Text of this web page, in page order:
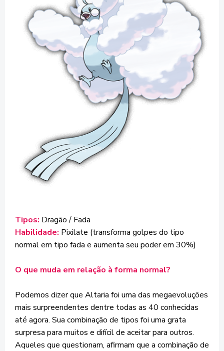
Tipos: Dragão / Fada
Habilidade: Pixilate (transforma golpes do tipo
normal em tipo fada e aumenta seu poder em 30%)
O que muda em relação à forma normal?
Podemos dizer que Altaria foi uma das megaevoluções
mais surpreendentes dentre todas as 40 conhecidas
até agora. Sua combinação de tipos foi uma grata
surpresa para muitos e difícil de aceitar para outros.
Aqueles que questionam, afirmam que a combinação de